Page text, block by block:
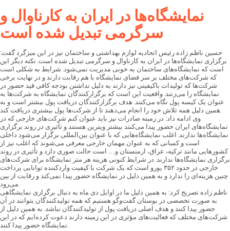
نمایشگاه‌ها در ایران به کارناوال و
سرگرمی تبدیل شده است
حسین ناظم زاده رئیس اتحادیه لوازم بهداشتی و ساختمان نیز در این میزگرد گفت:
برگزاری نمایشگاه‌ها در ایران به کارناوال و سرگرمی تبدیل شده است. نکته دیگر این
است که نمایشگاه‌های ساختمان به خوبی مدیریت نمی‌شود. شرایط به شکلی است
که شرکت‌های مختلف بر سر فضای نمایشگاه با هم رقابت دارند و در نهایت برخی
شرکت‌ها که تولیدات باکیفیتی نیز دارند به دلیل نداشتن بودجه کافی قید حضور در
نمایشگاه را می‌زنند. واقعیت این است که برگزارکنندگان نمایشگاه به شرکت‌ها به
عنوان یک کیسه پول نگاه می‌کنند. هدف برگزارکنندگان دریافت پول بیشتر است و به
همین دلیل همه تلاش خود را انجام می‌دهند تا از شرکت‌ها پول بیشتری دریافت کند.
وی ادامه داد: در زمینه صادرات نیز باید عنوان کنم شرکت‌های خارجی که در
نمایشگاه‌های ایران حضور پیدا می‌کنند بیشتر ویترین هستند و تأثیری در روند برگزاری
نمایشگاه‌ها ندارند. اغلب نمایشگاه‌هایی که با عنوان بین‌المللی برگزار می‌شود داخلی
است و کسانی که به عنوان مهمان خارجی معرفی می‌شوند که اغلب نیز از
کشورهایی مانند ترکیه، عراق، ارمنستان و… است حالت صوری دارد و تأثیری در روند
برگزاری نمایشگاه‌ها ندارند. در شرایط کنونی هزینه هر متر نمایشگاه برای شرکت‌های
خارجی در حدود ۳۵۲ یورو است که یک شرکت با کیفیت واردکننده توانایی پرداخت
چنین هزینه‌ای را ندارد و به همین دلیل در نمایشگاه حضور پیدا نمی‌کند و رقابت از بین
می‌رود.
ناظم زاده تصریح کرد: به همین دلیل ما در اوایل دی ماه به دنبال برگزاری نمایشگاهی
به صورت تخصصی در بوستان گفت‌وگو هستیم که همه تولیدکنندگان بتوانند در آن
حضور پیدا کنند و هدف اصلی دریافت پول از تولیدکنندگان نباشد. به همین دلیل از
شرکت‌های مختلف که فعالیت‌های مؤثری در این زمینه دارند دعوت کرده‌ایم که در این
نمایشگاه حضور پیدا کنند.